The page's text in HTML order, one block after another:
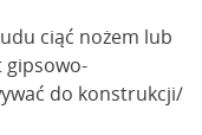
ciąć nożem lub
gipsowo-
do konstrukcji/